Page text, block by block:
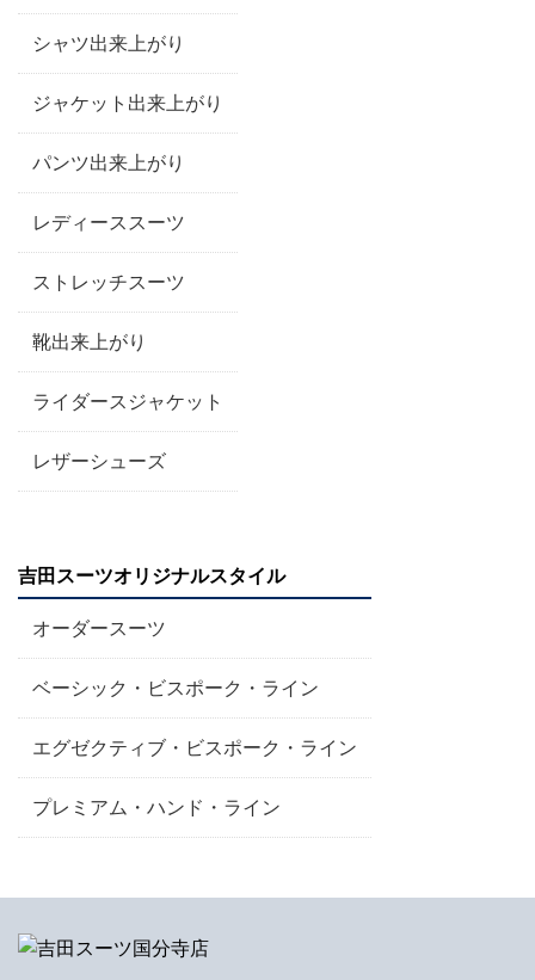
シャツ出来上がり
ジャケット出来上がり
パンツ出来上がり
レディーススーツ
ストレッチスーツ
靴出来上がり
ライダースジャケット
レザーシューズ
吉田スーツオリジナルスタイル
オーダースーツ
ベーシック・ビスポーク・ライン
エグゼクティブ・ビスポーク・ライン
プレミアム・ハンド・ライン